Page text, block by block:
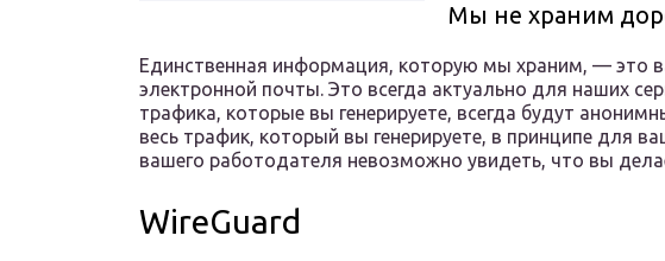
Мы не храним
Единственная информация, которую мы храним, — это
электронной почты. Это всегда актуально для наших
трафика, которые вы генерируете, всегда будут
весь трафик, который вы генерируете, в принципе для
вашего работодателя невозможно увидеть, что вы
WireGuard